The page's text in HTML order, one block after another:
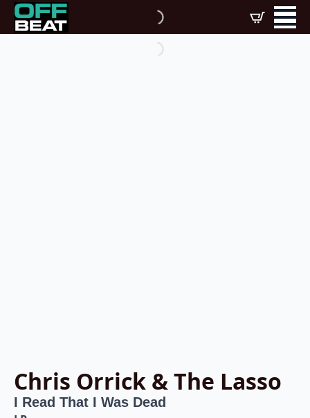
Chris Orrick & The Lasso
I Read That I Was Dead